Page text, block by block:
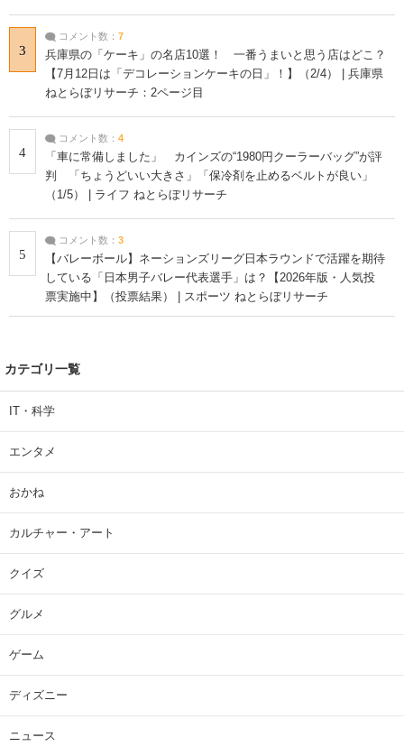
3
コメント数： 7
兵庫県の「ケーキ」の名店10選！ 一番うまいと思う店はどこ？
【7月12日は「デコレーションケーキの日」！】（2/4） | 兵庫県
ねとらぼリサーチ：2ページ目
4
コメント数： 4
「車に常備しました」 カインズの“1980円クーラーバッグ”が評
判 「ちょうどいい大きさ」「保冷剤を止めるベルトが良い」
（1/5） | ライフ ねとらぼリサーチ
5
コメント数： 3
【バレーボール】ネーションズリーグ日本ラウンドで活躍を期待
している「日本男子バレー代表選手」は？【2026年版・人気投
票実施中】（投票結果） | スポーツ ねとらぼリサーチ
カテゴリ一覧
IT・科学
エンタメ
おかね
カルチャー・アート
クイズ
グルメ
ゲーム
ディズニー
ニュース